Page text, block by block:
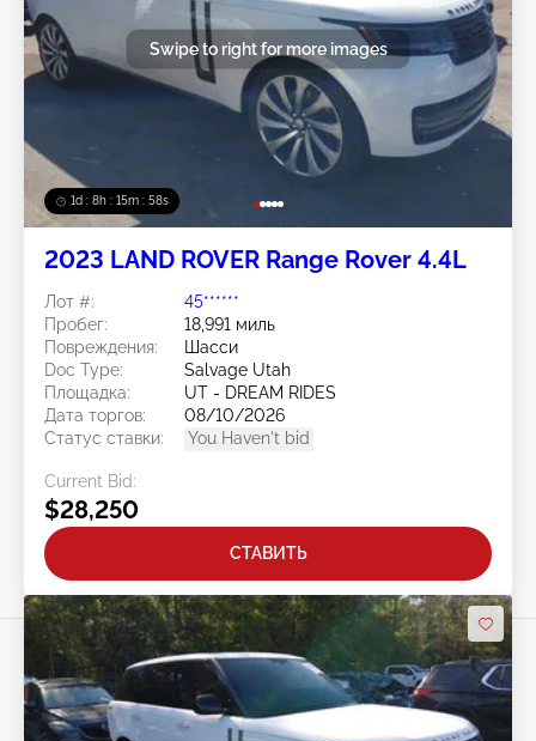
1d : 8h : 15m : 56s
Swipe to right for more images
2023 LAND ROVER Range Rover 4.4L
Лот #:
45******
Пробег:
18,991 миль
Повреждения:
Шасси
Doc Type:
Salvage Utah
Площадка:
UT - DREAM RIDES
Дата торгов:
08/10/2026
Статус ставки:
You Haven't bid
Current Bid:
$28,250
СТАВИТЬ